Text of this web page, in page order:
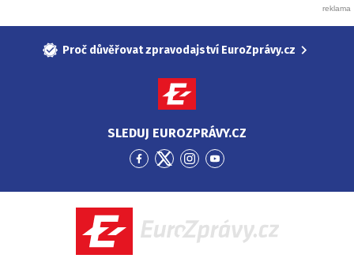
Proč důvěřovat zpravodajství EuroZprávy.cz
SLEDUJ EUROZPRÁVY.CZ
Přejít
Facebook
Přejít
Twitter
Přejít
Instagram
Přejít
YouTube
EuroZprávy.cz